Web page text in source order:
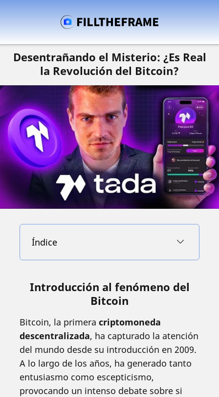
Desentrañando el Misterio: ¿Es Real
la Revolución del Bitcoin?
Índice
Introducción al fenómeno del
Bitcoin
Bitcoin, la primera criptomoneda
descentralizada, ha capturado la atención
del mundo desde su introducción en 2009.
A lo largo de los años, ha generado tanto
entusiasmo como escepticismo,
provocando un intenso debate sobre si